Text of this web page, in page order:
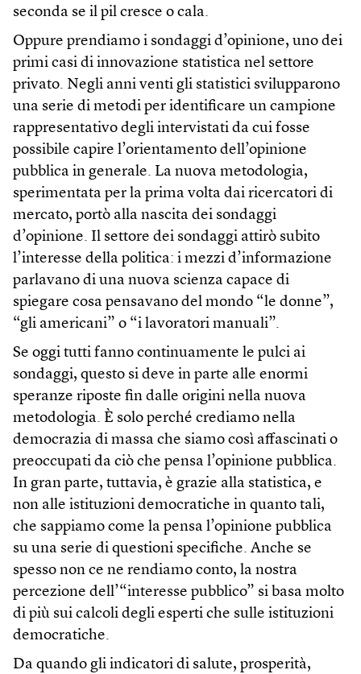
seconda se il pil cresce o cala.
Oppure prendiamo i sondaggi d’opinione, uno dei
primi casi di innovazione statistica nel settore
privato. Negli anni venti gli statistici svilupparono
una serie di metodi per identificare un campione
rappresentativo degli intervistati da cui fosse
possibile capire l’orientamento dell’opinione
pubblica in generale. La nuova metodologia,
sperimentata per la prima volta dai ricercatori di
mercato, portò alla nascita dei sondaggi
d’opinione. Il settore dei sondaggi attirò subito
l’interesse della politica: i mezzi d’informazione
parlavano di una nuova scienza capace di
spiegare cosa pensavano del mondo “le donne”,
“gli americani” o “i lavoratori manuali”.
Se oggi tutti fanno continuamente le pulci ai
sondaggi, questo si deve in parte alle enormi
speranze riposte fin dalle origini nella nuova
metodologia. È solo perché crediamo nella
democrazia di massa che siamo così affascinati o
preoccupati da ciò che pensa l’opinione pubblica.
In gran parte, tuttavia, è grazie alla statistica, e
non alle istituzioni democratiche in quanto tali,
che sappiamo come la pensa l’opinione pubblica
su una serie di questioni specifiche. Anche se
spesso non ce ne rendiamo conto, la nostra
percezione dell’“interesse pubblico” si basa molto
di più sui calcoli degli esperti che sulle istituzioni
democratiche.
Da quando gli indicatori di salute, prosperità,